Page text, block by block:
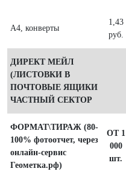
А4, конверты
1,43
руб.
ДИРЕКТ МЕЙЛ
(ЛИСТОВКИ В
ПОЧТОВЫЕ ЯЩИКИ
ЧАСТНЫЙ СЕКТОР
ФОРМАТ\ТИРАЖ (80-
100% фотоотчет, через
онлайн-сервис
Геометка.рф)
ОТ 1
000
шт.